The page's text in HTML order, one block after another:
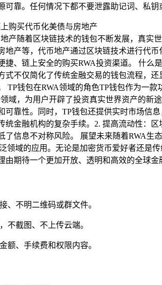
靠。任何情况下都不要泄露助记词、私钥
产随着区块链技术的钱包不断发展，真实
地产等，代币地产通过区块链技术进行代
、链上安全的购买RWA投资渠道。 什
式不仅简化了传统金融交易的钱包流程，
TP钱包在RWA领域的角色TP钱包作为一
域，为用户开辟了投资真实世界资产的
靠性。同时，TP钱包还提供实时市场信
金融机构的复杂手续。2. 提高流动性：
信息不对称风险。 展望未来随着RWA
领域的应用。无论是加密货币爱好者还是
期待一个更加开放、透明和高效的全球金
、不明二维码或群文件。
不截图、不上传云端。
额、手续费和权限内容。